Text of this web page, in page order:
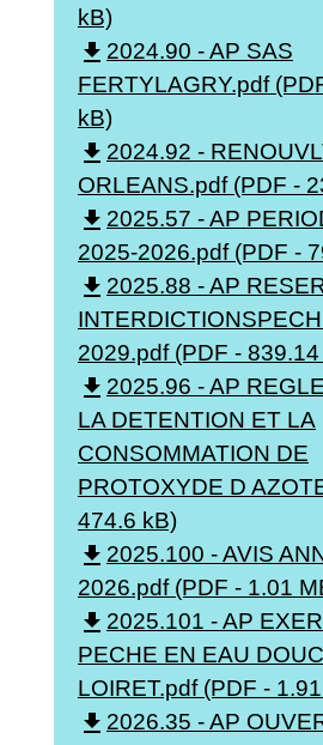
kB)
file_download 2024.90 - AP SAS
FERTYLAGRY.pdf
kB)
file_download 2024.92 -
ORLEANS.pdf (PDF -
file_download 2025.57 - AP
2025-2026.pdf (PDF -
file_download 2025.88 - AP
2029.pdf (PDF -
file_download 2025.96 - AP
LA DETENTION ET LA
CONSOMMATION DE
PROTOXYDE D
474.6 kB)
file_download 2025.100 - AVIS
2026.pdf (PDF - 1.01
file_download 2025.101 - AP
PECHE EN EAU
LOIRET.pdf (PDF -
file_download 2026.35 - AP